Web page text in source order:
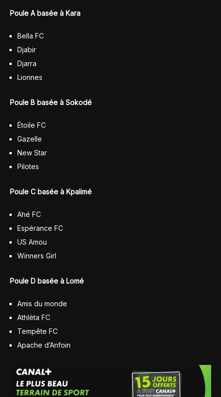
Poule A basée à Kara
Bella FC
Djabir
Djarra
Lionnes
Poule B basée à Sokodé
Étoile FC
Gazelle
New Star
Pilotes
Poule C basée à Kpalimé
Ahé FC
Espérance FC
US Amou
Winners Girl
Poule D basée à Lomé
Amis du monde
Athlèta FC
Tempête FC
Apache d’Anfoin